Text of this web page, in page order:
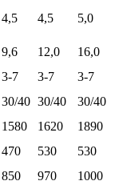
4,5 4,5
5,0
9,6 12,0
16,0
3-7 3-7
3-7
30/40 30/40
30/40
1580 1620
1890
470 530
530
850 970
1000